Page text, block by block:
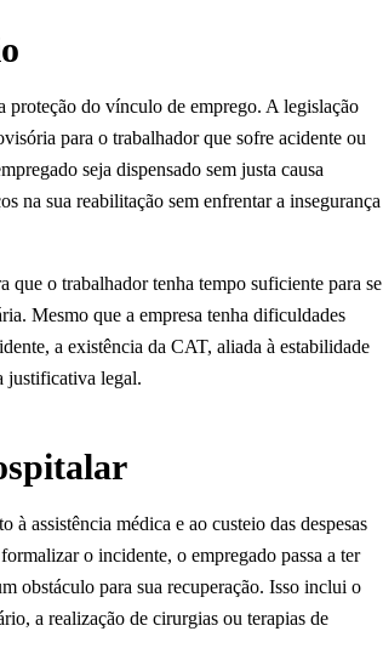
proteção do vínculo de emprego. A legislação
para o trabalhador que sofre acidente ou
seja dispensado sem justa causa
na sua reabilitação sem enfrentar a insegurança
o trabalhador tenha tempo suficiente para se
Mesmo que a empresa tenha dificuldades
a existência da CAT, aliada à estabilidade
justificativa legal.
assistência médica e ao custeio das despesas
o incidente, o empregado passa a ter
obstáculo para sua recuperação. Isso inclui o
a realização de cirurgias ou terapias de